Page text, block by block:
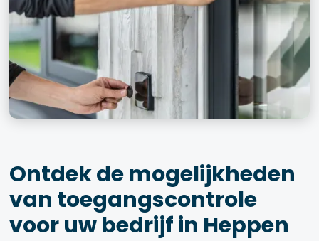
Ontdek de mogelijkheden
van toegangscontrole
voor uw bedrijf in Heppen